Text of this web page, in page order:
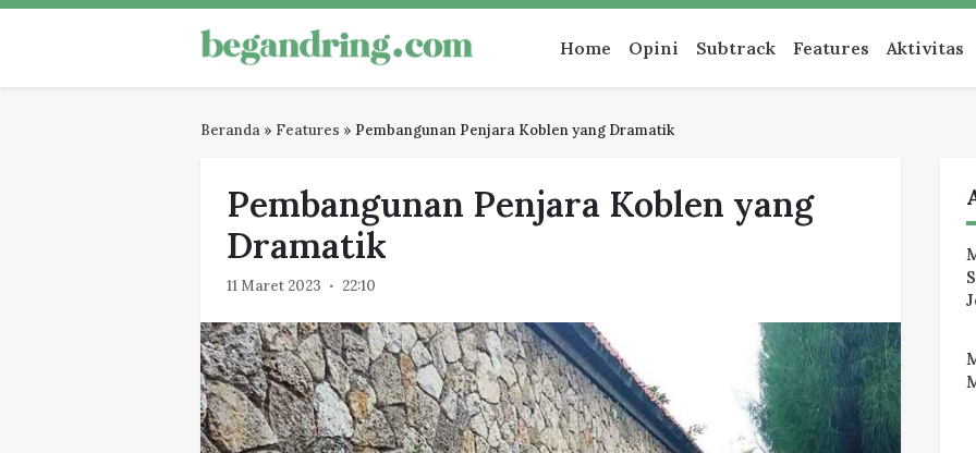
Skip
Begandring
Menjaga ingatan untuk masa depan Home Opini Subtrack Features Aktivitas
Beranda » Features » Pembangunan Penjara Koblen yang Dramatik
Pembangunan Penjara Koblen yang
Dramatik
11 Maret 2023 22:10